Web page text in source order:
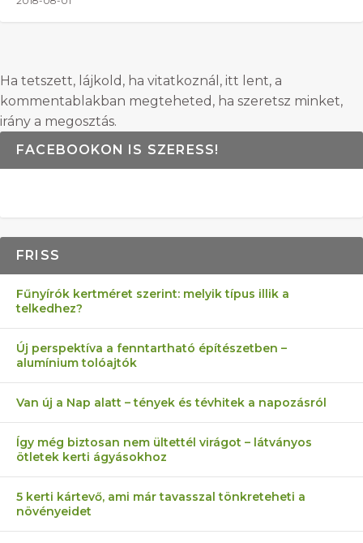
Ha tetszett, lájkold, ha vitatkoznál, itt lent, a
kommentablakban megteheted, ha szeretsz minket,
irány a megosztás.
FACEBOOKON IS SZERESS!
FRISS
Fűnyírók kertméret szerint: melyik típus illik a
telkedhez?
Új perspektíva a fenntartható építészetben –
alumínium tolóajtók
Van új a Nap alatt – tények és tévhitek a napozásról
Így még biztosan nem ültettél virágot – látványos
ötletek kerti ágyásokhoz
5 kerti kártevő, ami már tavasszal tönkreteheti a
növényeidet